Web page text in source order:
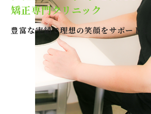
クリニック案内
Q＆A
アクセス
矯正専門クリニック
豊富な実績で理想の笑顔をサポートし